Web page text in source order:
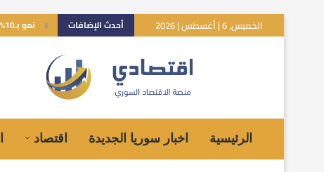
الخميس, 6 | أغسطس | 2026 أحدث الإضافات نمو بـ10% للاقتصاد السوري.. هل تعكس توقعات صندوق النقد الواقع؟
الرئيسية اخبار سوريا الجديدة اقتصاد